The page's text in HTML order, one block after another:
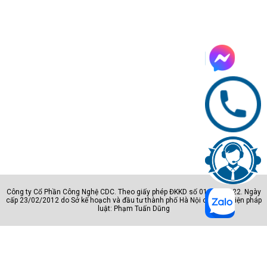
7. MUA CPU INTEL CORE I5-13400F CHÍNH HÃNG GIÁ RẺ
Máy tính CDC hiện nay đang là một trong đại lý bán lẻ, nhà cung cấp
các dòng CPU Intel Core i5-13400F hàng đầu tại thị trường. Chúng
tôi cam kết đem tới những sản phẩm CPU Intel Core i5-13400F chính
hãng, chất lượng cao, hiệu năng mạnh mẽ, đa dạng các dòng với giá
thành hợp lý nhất và ưu đãi nhất.
Để sở hữu ngay cho mình 1 chiếc CPU Intel Core i5-13400F đang
hot nhất hiện nay, các bạn hãy nhanh chóng liên hệ với chúng tôi
quaHotline: 0946150066hoặcEmail:
Công ty Cổ Phần Công Nghệ CDC. Theo giấy phép ĐKKD số 0105801222. Ngày
cấp 23/02/2012 do Sở kế hoạch và đầu tư thành phố Hà Nội cấp. Đại diện pháp
luật: Phạm Tuấn Dũng